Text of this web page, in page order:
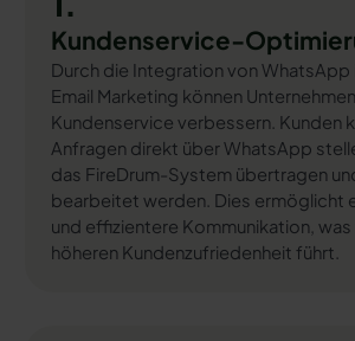
Kundenservice-
Durch die Integration von WhatsApp
Email Marketing können
Kundenservice verbessern. Kunden
Anfragen direkt über WhatsApp
das FireDrum-System übertragen
bearbeitet werden. Dies ermöglicht
und effizientere Kommunikation, was
höheren Kundenzufriedenheit führt.